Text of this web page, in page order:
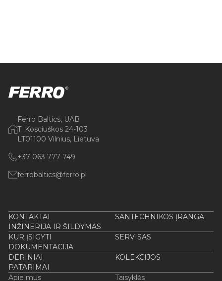
Ferro Baltics, UAB
T. Kosciuškos 24-103
LT01100 Vilnius, Lietuva
+37 063 777 749
ferrobaltics@ferro.pl
KONTAKTAI
SANTECHNIKOS ĮRANGA
INŽINERIJA IR ŠILDYMAS
KUR ĮSIGYTI
SERVISAS
DOKUMENTACIJA
DERINIAI
KOLEKCIJOS
PATARIMAI
Apie mus
Taisyklės